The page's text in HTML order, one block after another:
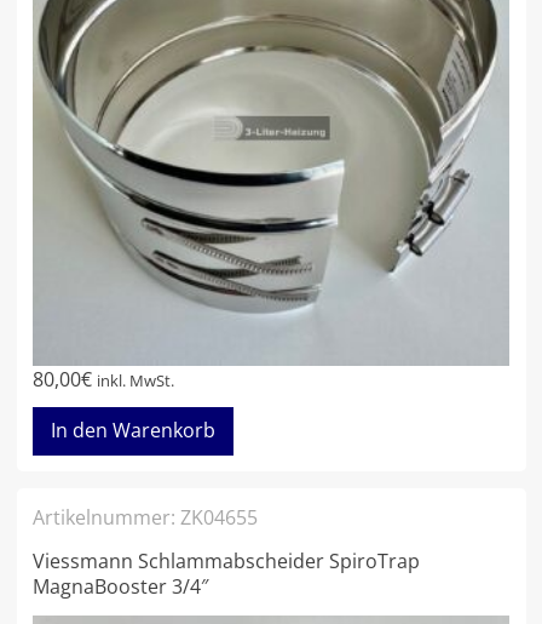
80,00€ inkl. MwSt.
In den Warenkorb
Artikelnummer: ZK04655
Viessmann Schlammabscheider SpiroTrap
MagnaBooster 3/4″